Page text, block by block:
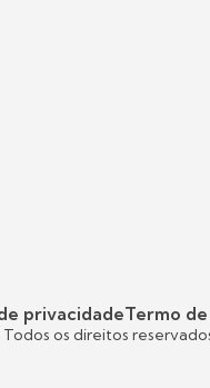
privacidadeTermo de
os direitos